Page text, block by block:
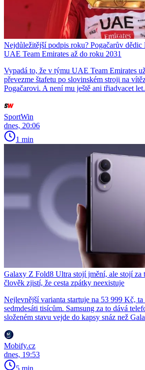
Nejdůležitější podpis roku? Pogačarův dědic
UAE Team Emirates až do roku 2031
Vypadá to, že v týmu UAE Team Emirates
převezme štafetu po slovinském stroji na
Pogačarovi. A není mu ještě ani třiadvacet
SportWin
dnes, 20:06
1 min
Galaxy Z Fold8 Ultra stojí jmění, ale stojí za
člověk zjistí, že cesta zpátky neexistuje
Nejlevnější varianta startuje na 53 999 Kč,
sedmdesáti tisícům. Samsung za to dává
složeném stavu vejde do kapsy snáz než
Mobify.cz
dnes, 19:53
5 min